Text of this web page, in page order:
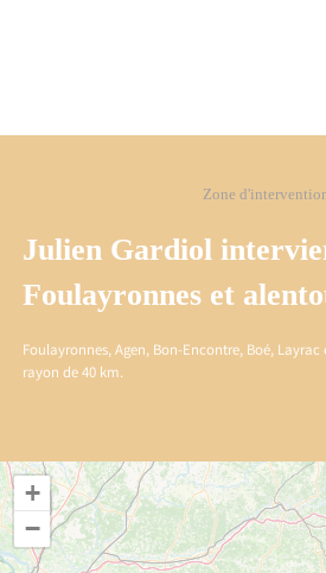
Zone
Julien Gardiol
Foulayronnes et
Foulayronnes, Agen, Bon-Encontre, Boé,
rayon de 40 km.
+
−